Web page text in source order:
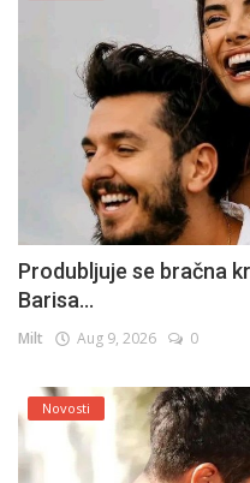
Produbljuje se bračna
Barisa...
Milt Aug 9, 2026 0
Novosti